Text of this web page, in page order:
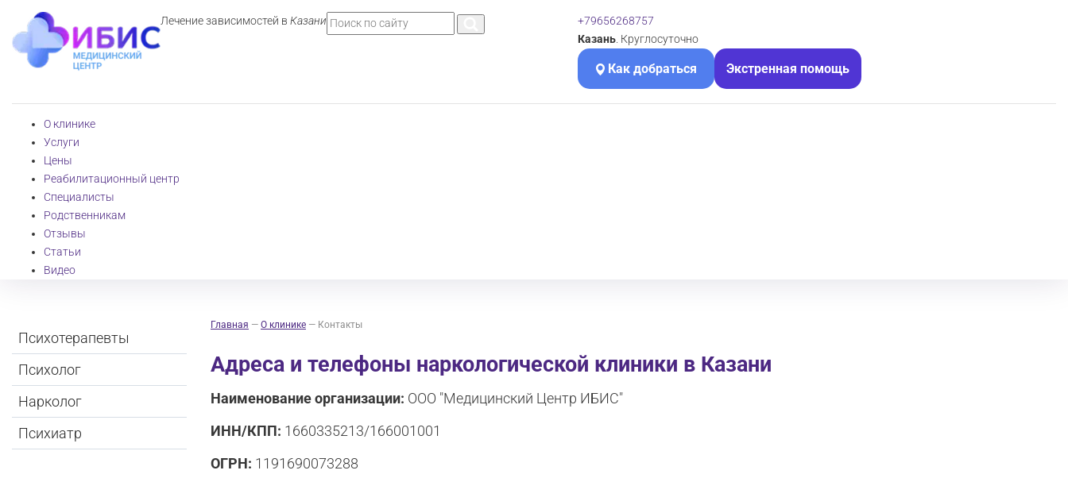
Лечение зависимостей в Казани
+79656268757
Казань . Круглосуточно
Как добраться Экстренная помощь
О клинике
Услуги
Цены
Реабилитационный центр
Специалисты
Родственникам
Отзывы
Статьи
Видео
Главная — О клинике — Контакты
Адреса и телефоны наркологической клиники в Казани
Наименование организации: ООО "Медицинский Центр ИБИС"
ИНН/КПП: 1660335213/166001001
ОГРН: 1191690073288
Психотерапевты
Психолог
Нарколог
Психиатр